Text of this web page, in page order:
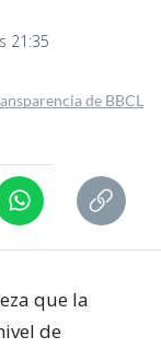
21:35
de BBCL
que la
de